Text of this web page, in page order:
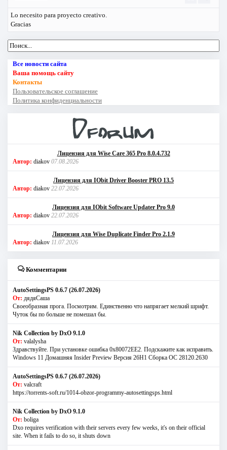
Lo necesito para proyecto creativo.
Gracias
Все новости сайта
Ваша помощь сайту
Контакты
Пользовательское соглашение
Политика конфиденциальности
Лицензия для Wise Care 365 Pro 8.0.4.732
Автор: diakov 07.08.2026
Лицензия для IObit Driver Booster PRO 13.5
Автор: diakov 22.07.2026
Лицензия для IObit Software Updater Pro 9.0
Автор: diakov 22.07.2026
Лицензия для Wise Duplicate Finder Pro 2.1.9
Автор: diakov 11.07.2026
Комментарии
AutoSettingsPS 0.6.7 (26.07.2026)
От: дядяСаша
Своеобразная прога. Посмотрим. Единственно что напрягает мелкий шрифт.
Чуток бы по больше не помешал бы.
Nik Collection by DxO 9.1.0
От: valalysha
Здравствуйте. При установке ошибка 0х80072EE2. Подскажите как исправить.
Windows 11 Домашняя Insider Preview Версия 26H1 Сборка ОС 28120.2630
AutoSettingsPS 0.6.7 (26.07.2026)
От: valcraft
https://torrents-soft.ru/1014-obzor-programmy-autosettingsps.html
Nik Collection by DxO 9.1.0
От: boliga
Dxo requires verification with their servers every few weeks, it's on their official
site. When it fails to do so, it shuts down